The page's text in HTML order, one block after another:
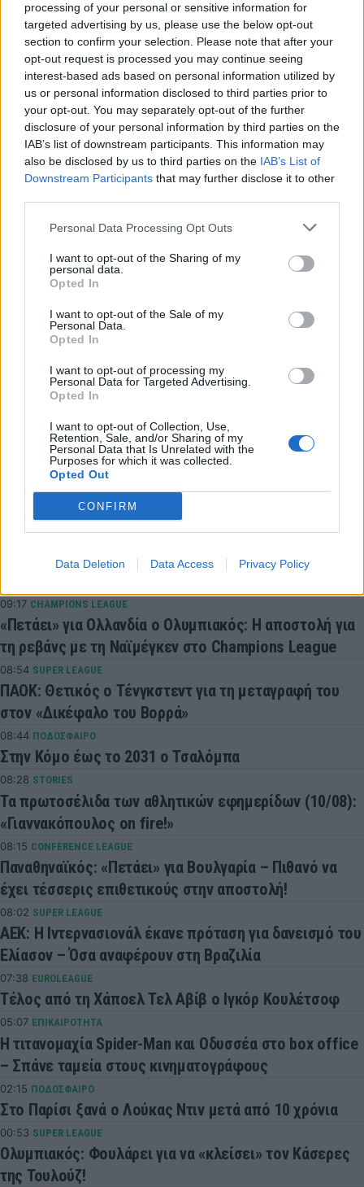
processing of your personal or sensitive information for
targeted advertising by us, please use the below opt-out
section to confirm your selection. Please note that after your
opt-out request is processed you may continue seeing
interest-based ads based on personal information utilized by
us or personal information disclosed to third parties prior to
your opt-out. You may separately opt-out of the further
disclosure of your personal information by third parties on the
IAB’s list of downstream participants. This information may
also be disclosed by us to third parties on the IAB’s List of
Downstream Participants that may further disclose it to other
Personal Data Processing Opt Outs
I want to opt-out of the Sharing of my
personal data.
Opted In
I want to opt-out of the Sale of my
Personal Data.
Opted In
I want to opt-out of processing my
Personal Data for Targeted Advertising.
Opted In
I want to opt-out of Collection, Use,
Retention, Sale, and/or Sharing of my
Personal Data that Is Unrelated with the
Purposes for which it was collected.
Opted Out
CONFIRM
Data Deletion Data Access Privacy Policy
Boavista, με τη φανέλα της οποίας πραγματοποίησε
77 συμμετοχές, σημείωσε πέντε γκολ και μοίρασε
τρεις ασίστ.
Εφέτος έχει αγωνιστεί σε 18 παιχνίδια, με
απολογισμό τρία γκολ και μία ασίστ.
Στο παρελθόν ο διεθνής αμυντικός αγωνίστηκε σε
Feirense (31 συμμετοχές) και Vila Real, ενώ
αποτελεί ενεργό μέλος της εθνικής Νιγηρίας,
COMMENTS
Συνδεθείτε για να σχολιάσετε
09:17 CHAMPIONS LEAGUE
«Πετάει» για Ολλανδία ο Ολυμπιακός: Η αποστολή για
τη ρεβάνς με τη Ναϊμέγκεν στο Champions League
08:54 SUPER LEAGUE
ΠΑΟΚ: Θετικός ο Τένγκστεντ για τη μεταγραφή του
στον «Δικέφαλο του Βορρά»
08:44 ΠΟΔΟΣΦΑΙΡΟ
Στην Κόμο έως το 2031 ο Τσαλόμπα
08:28 STORIES
Τα πρωτοσέλιδα των αθλητικών εφημερίδων (10/08):
«Γιαννακόπουλος on fire!»
08:15 CONFERENCE LEAGUE
Παναθηναϊκός: «Πετάει» για Βουλγαρία – Πιθανό να
έχει τέσσερις επιθετικούς στην αποστολή!
08:02 SUPER LEAGUE
ΑΕΚ: Η Ιντερνασιονάλ έκανε πρόταση για δανεισμό του
Ελίασον – Όσα αναφέρουν στη Βραζιλία
07:38 EUROLEAGUE
Τέλος από τη Χάποελ Τελ Αβίβ ο Ιγκόρ Κουλέτσοφ
05:07 ΕΠΙΚΑΙΡΟΤΗΤΑ
Η τιτανομαχία Spider-Man και Οδυσσέα στο box office
– Σπάνε ταμεία στους κινηματογράφους
02:15 ΠΟΔΟΣΦΑΙΡΟ
Στο Παρίσι ξανά ο Λούκας Ντιν μετά από 10 χρόνια
00:53 SUPER LEAGUE
Ολυμπιακός: Φουλάρει για να «κλείσει» τον Κάσερες
της Τουλούζ!